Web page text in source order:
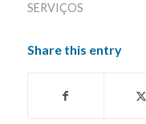
SERVIÇOS
Share this entry